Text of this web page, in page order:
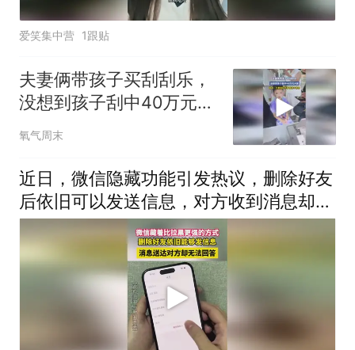
爱笑集中营 1跟贴
夫妻俩带孩子买刮刮乐，
没想到孩子刮中40万元大
奖，网友：只要我刮不
氧气周末
近日，微信隐藏功能引发热议，删除好友
后依旧可以发送信息，对方收到消息却无
法回复